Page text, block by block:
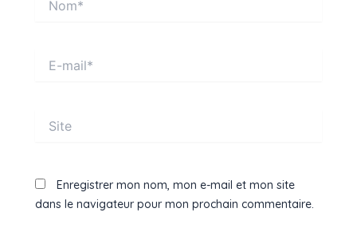
mail*
Enregistrer mon nom, mon e-mail et mon site
dans le navigateur pour mon prochain commentaire.